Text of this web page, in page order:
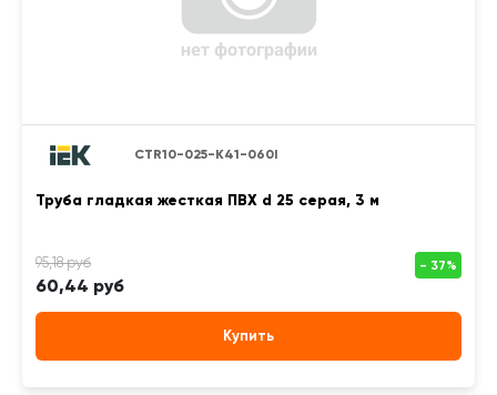
CTR10-025-K41-060I
Труба гладкая жесткая ПВХ d 25 серая, 3 м
60,44 руб
Купить